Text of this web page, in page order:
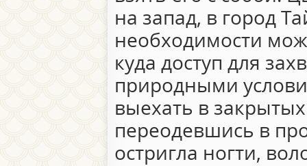
на запад, в город
необходимости
куда доступ для
природными
выехать в
переодевшись в
остригла ногти,